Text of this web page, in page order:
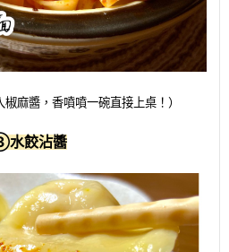
椒麻醬，香噴噴一碗直接上桌！）
水餃沾醬